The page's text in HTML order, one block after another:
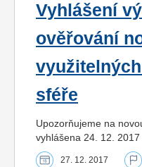
Vyhlášení
ověřování
sféře
Upozorňujeme na
vyhlášena 24. 12.
27. 12. 2017